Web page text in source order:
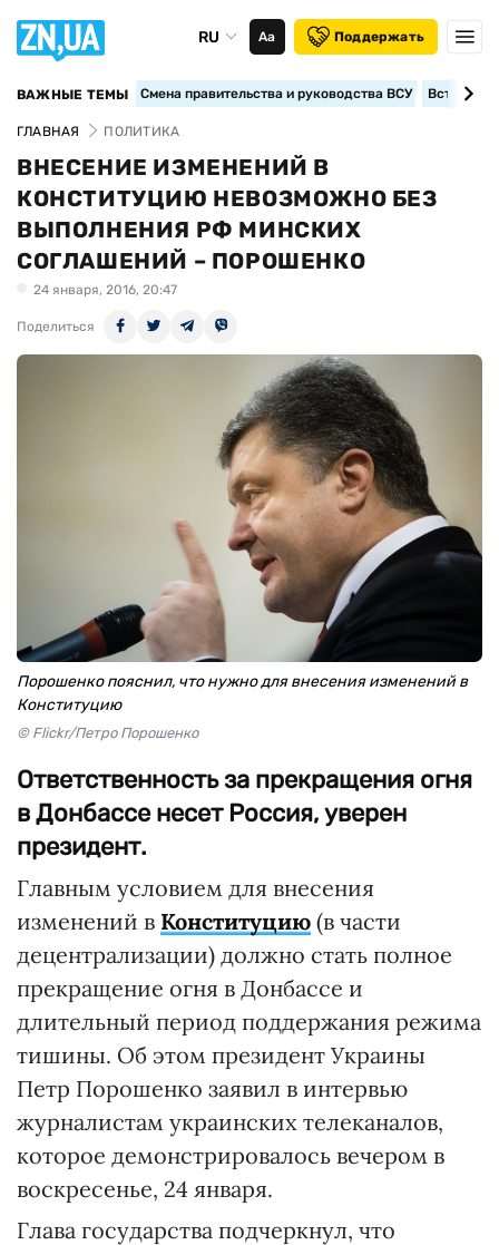
RU Аа Поддержать
ВАЖНЫЕ ТЕМЫ Смена правительства и руководства ВСУ
ГЛАВНАЯ ПОЛИТИКА
ВНЕСЕНИЕ ИЗМЕНЕНИЙ В
КОНСТИТУЦИЮ НЕВОЗМОЖНО БЕЗ
ВЫПОЛНЕНИЯ РФ МИНСКИХ
СОГЛАШЕНИЙ – ПОРОШЕНКО
24 января, 2016, 20:47
Поделиться
Порошенко пояснил, что нужно для внесения изменений в
Конституцию
© Flickr/Петро Порошенко
Ответственность за прекращения огня
в Донбассе несет Россия, уверен
президент.
Главным условием для внесения
изменений в Конституцию (в части
децентрализации) должно стать полное
прекращение огня в Донбассе и
длительный период поддержания режима
тишины. Об этом президент Украины
Петр Порошенко заявил в интервью
журналистам украинских телеканалов,
которое демонстрировалось вечером в
воскресенье, 24 января.
Глава государства подчеркнул, что